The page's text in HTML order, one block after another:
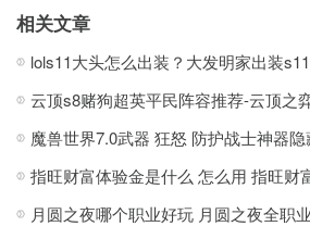
游戏玩法
醒新的微生物。
2、点击微生物图鉴，就能和微生物进行对
3、唤醒微生物后，可以把它放在水槽中进
游戏攻略
单进行对细胞属性的增强。
相关文章
lols11大头怎么出装？大发明家出装
月圆之夜哪个职业好玩 月圆之夜全职